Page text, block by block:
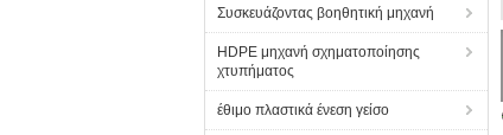
Συσκευάζοντας βοηθητική μηχανή
HDPE μηχανή σχηματοποίησης
χτυπήματος
έθιμο πλαστικά ένεση γείσο